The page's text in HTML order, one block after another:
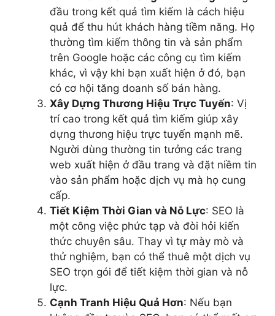
đầu trong kết quả tìm kiếm là cách hiệu
quả để thu hút khách hàng tiềm năng. Họ
thường tìm kiếm thông tin và sản phẩm
trên Google hoặc các công cụ tìm kiếm
khác, vì vậy khi bạn xuất hiện ở đó, bạn
có cơ hội tăng doanh số bán hàng.
Xây Dựng Thương Hiệu Trực Tuyến: Vị
trí cao trong kết quả tìm kiếm giúp xây
dựng thương hiệu trực tuyến mạnh mẽ.
Người dùng thường tin tưởng các trang
web xuất hiện ở đầu trang và đặt niềm tin
vào sản phẩm hoặc dịch vụ mà họ cung
cấp.
Tiết Kiệm Thời Gian và Nỗ Lực: SEO là
một công việc phức tạp và đòi hỏi kiến
thức chuyên sâu. Thay vì tự mày mò và
thử nghiệm, bạn có thể thuê một dịch vụ
SEO trọn gói để tiết kiệm thời gian và nỗ
lực.
Cạnh Tranh Hiệu Quả Hơn: Nếu bạn